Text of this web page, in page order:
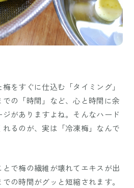
をすぐに仕込む「タイミング」
の「時間」など、心と時間に余
がありますよね。そんなハード
るのが、実は「冷凍梅」なんで
で梅の繊維が壊れてエキスが出
の時間がグッと短縮されます。